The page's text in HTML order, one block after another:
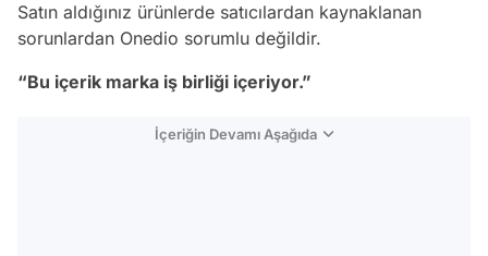
Satın aldığınız ürünlerde satıcılardan kaynaklanan
sorunlardan Onedio sorumlu değildir.
“Bu içerik marka iş birliği içeriyor.”
İçeriğin Devamı Aşağıda